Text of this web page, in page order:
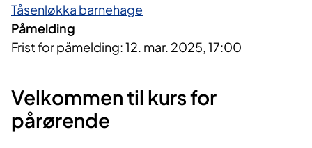
Tåsenløkka barnehage
Påmelding
Frist for påmelding: 12. mar. 2025, 17:00
Velkommen til kurs for
pårørende